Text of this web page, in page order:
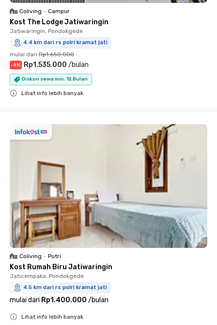
Coliving • Campur
Kost The Lodge Jatiwaringin
Jatiwaringin, Pondokgede
4.4 km dari rs polri kramat jati
mulai dari Rp1.650.000
-6% Rp1.535.000 /bulan
Diskon sewa min. 12 Bulan
Lihat info lebih banyak
Coliving • Putri
Kost Rumah Biru Jatiwaringin
Jaticempaka, Pondokgede
4.5 km dari rs polri kramat jati
mulai dari Rp1.400.000 /bulan
Lihat info lebih banyak